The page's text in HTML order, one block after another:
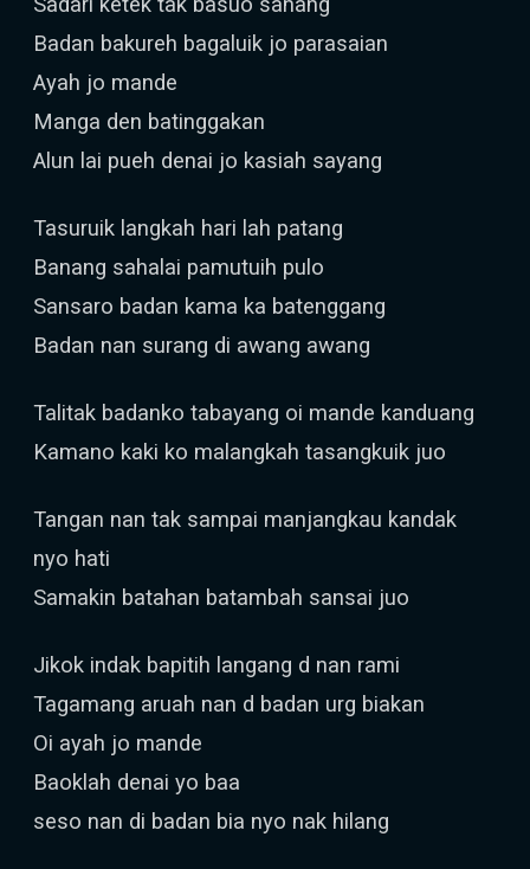
Badan bakureh bagaluik jo parasaian
Ayah jo mande
Manga den batinggakan
Alun lai pueh denai jo kasiah sayang
Tasuruik langkah hari lah patang
Banang sahalai pamutuih pulo
Sansaro badan kama ka batenggang
Badan nan surang di awang awang
Talitak badanko tabayang oi mande kanduang
Kamano kaki ko malangkah tasangkuik juo
Tangan nan tak sampai manjangkau kandak
nyo hati
Samakin batahan batambah sansai juo
Jikok indak bapitih langang d nan rami
Tagamang aruah nan d badan urg biakan
Oi ayah jo mande
Baoklah denai yo baa
seso nan di badan bia nyo nak hilang